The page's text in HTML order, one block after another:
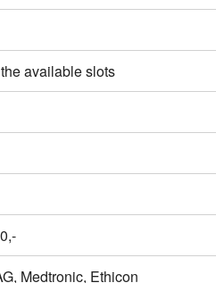
available slots
Medtronic, Ethicon